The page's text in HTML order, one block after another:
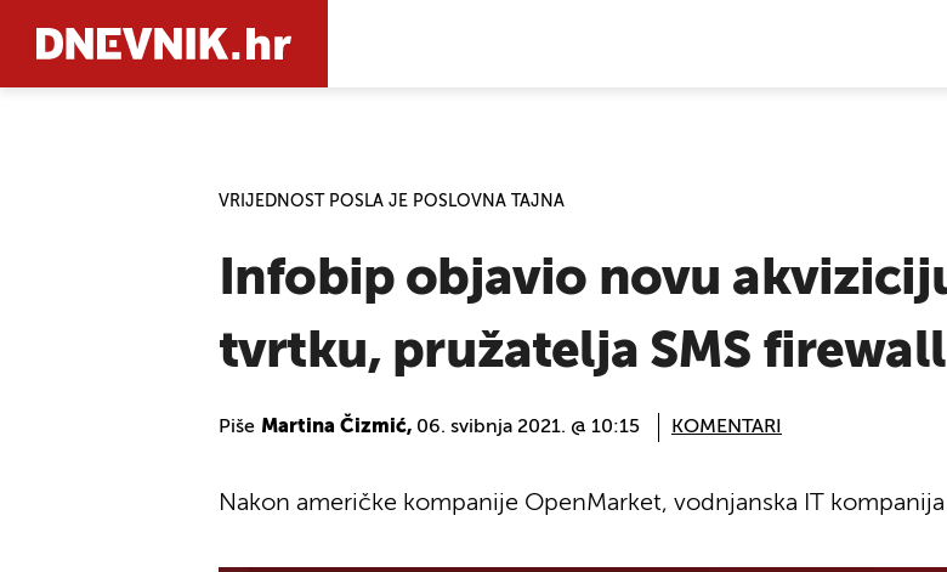
VRIJEDNOST POSLA JE POSLOVNA TAJNA
Infobip objavio novu
tvrtku, pružatelja SMS
Piše Martina Čizmić, 06. svibnja 2021. @ 10:15 KOMENTARI
Nakon američke kompanije OpenMarket, vodnjanska IT